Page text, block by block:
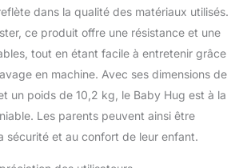
dans la qualité des matériaux utilisés.
ce produit offre une résistance et une
tout en étant facile à entretenir grâce
en machine. Avec ses dimensions de
un poids de 10,2 kg, le Baby Hug est à la
Les parents peuvent ainsi être
sécurité et au confort de leur enfant.